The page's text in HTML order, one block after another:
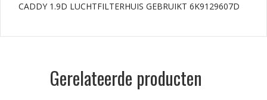
CADDY 1.9D LUCHTFILTERHUIS GEBRUIKT 6K9129607D
Gerelateerde producten